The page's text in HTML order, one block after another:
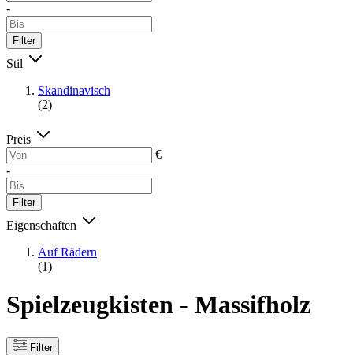
-
Filter
Stil
Skandinavisch
(2)
Preis
€
-
Filter
Eigenschaften
Auf Rädern
(1)
Spielzeugkisten - Massifholz
Filter